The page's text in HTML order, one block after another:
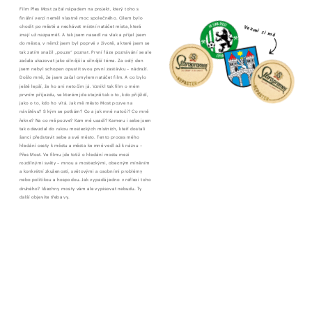
Film Přes Most začal nápadem na projekt, který toho s
finální verzí neměl vlastně moc společného. Cílem bylo
chodit po městě a nechávat místní natáčet místa, která
znají už nazpaměť. A tak jsem nasedl na vlak a přijel jsem
do města, v němž jsem byl poprvé v životě, a které jsem se
tak zatím snažil „pouze“ poznat. První fáze poznávání se ale
začala ukazovat jako silnější a silnější téma. Za celý den
jsem nebyl schopen opustit svou první zastávku – nádraží.
Došlo mně, že jsem začal omylem natáčet film. A co bylo
ještě lepší, že ho ani netočím já. Vznikl tak film o mém
prvním příjezdu, ve kterém jde stejně tak o to, kdo přijíždí,
jako o to, kdo ho vítá. Jak mě město Most pozve na
návštěvu? S kým se potkám? Co a jak mně natočí? Co mně
řekne? Na co mě pozve? Kam mě usadí? Kameru i sebe jsem
tak odevzdal do rukou mosteckých místních, kteří dostali
šanci představit sebe a své město. Tento proces mého
hledání cesty k městu a města ke mně vedl až k názvu –
Přes Most. Ve filmu jde totiž o hledání mostu mezi
rozdílnými světy – mnou a mosteckými, obecným míněním
a konkrétní zkušeností, světovými a osobními problémy
nebo politikou a hospodou. Jak vypadá jedno v reflexi toho
druhého? Všechny mosty vám ale vypisovat nebudu. Ty
další objevíte třeba vy.
Vezmi si mě